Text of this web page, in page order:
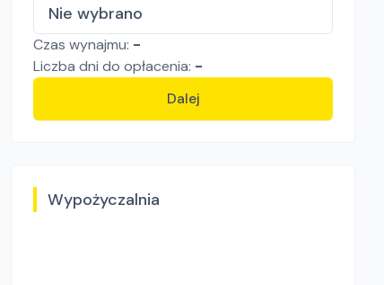
Nie wybrano
Czas wynajmu: -
Liczba dni do opłacenia: -
Dalej
Wypożyczalnia